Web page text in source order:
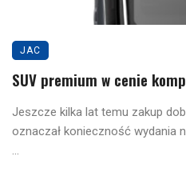
JAC
SUV premium w cenie
Jeszcze kilka lat temu zakup
oznaczał konieczność wydania